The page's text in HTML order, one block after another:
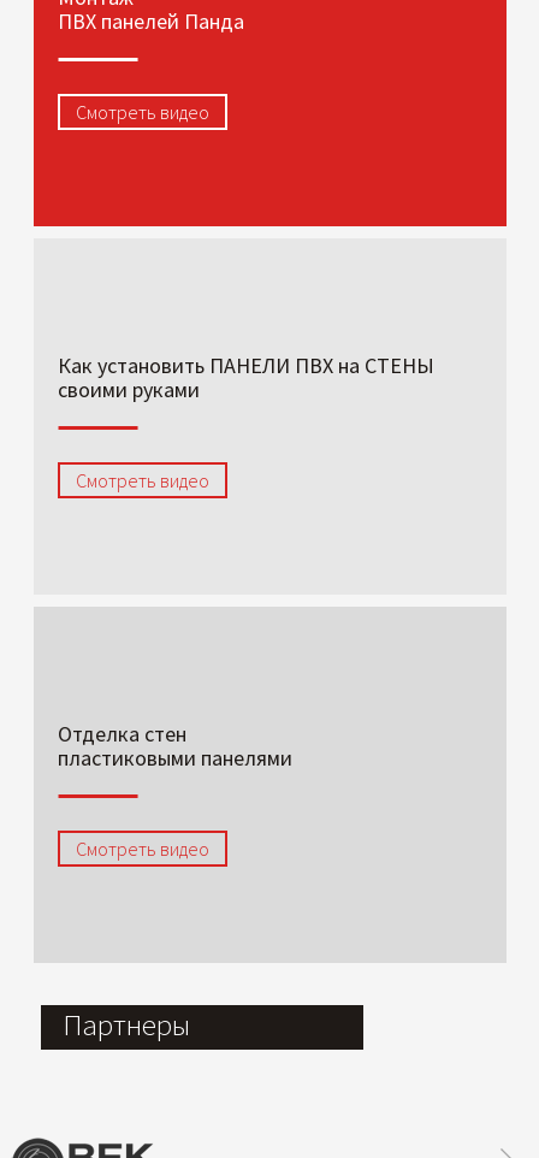
ПВХ панелей Панда
Смотреть видео
Как установить ПАНЕЛИ ПВХ на СТЕНЫ
своими руками
Смотреть видео
Отделка стен
пластиковыми панелями
Смотреть видео
Партнеры